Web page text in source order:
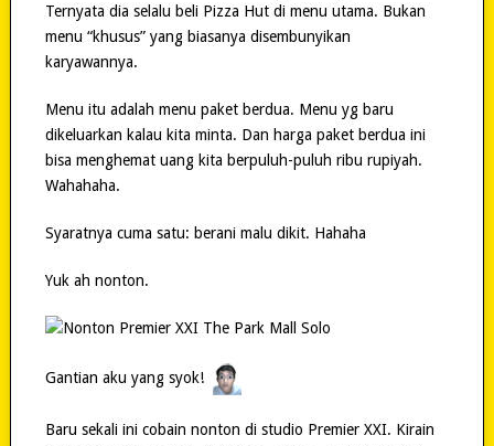
Ternyata dia selalu beli Pizza Hut di menu utama. Bukan
menu “khusus” yang biasanya disembunyikan
karyawannya.
Menu itu adalah menu paket berdua. Menu yg baru
dikeluarkan kalau kita minta. Dan harga paket berdua ini
bisa menghemat uang kita berpuluh-puluh ribu rupiyah.
Wahahaha.
Syaratnya cuma satu: berani malu dikit. Hahaha
Yuk ah nonton.
Gantian aku yang syok!
Baru sekali ini cobain nonton di studio Premier XXI. Kirain